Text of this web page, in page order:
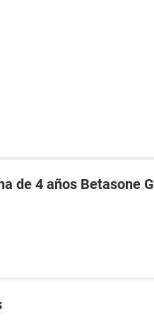
de 4 años Betasone G